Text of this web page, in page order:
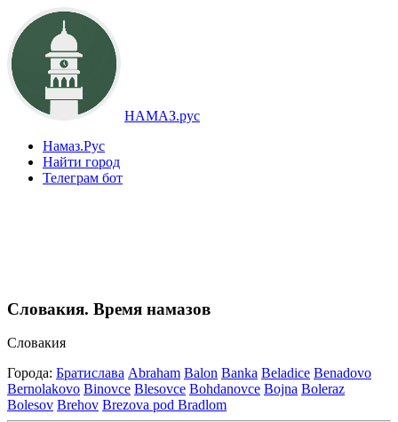
НАМАЗ.рус
Намаз.Рус
Найти город
Телеграм бот
Словакия. Время намазов
Словакия
Города: Братислава Abraham Balon Banka Beladice Benadovo
Bernolakovo Binovce Blesovce Bohdanovce Bojna Boleraz
Bolesov Brehov Brezova pod Bradlom